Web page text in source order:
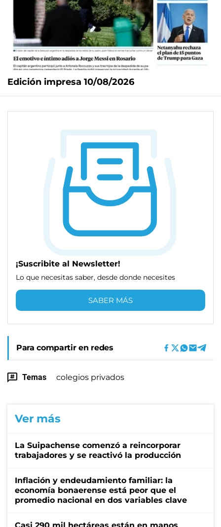
Edición impresa 10/08/2026
¡Suscribite al Newsletter!
Lo que necesitas saber, desde donde necesites
SABER MÁS
Para compartir en redes
Temas colegios privados
Ver más
La Suipachense comenzó a reincorporar
trabajadores y se reactivó la producción
Inflación y endeudamiento familiar: la
economía bonaerense está peor que el
promedio nacional en dos variables clave